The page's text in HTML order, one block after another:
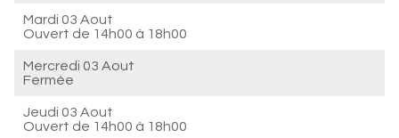
Mardi 03 Aout
Ouvert de 14h00 à 18h00
Mercredi 03 Aout
Fermée
Jeudi 03 Aout
Ouvert de 14h00 à 18h00